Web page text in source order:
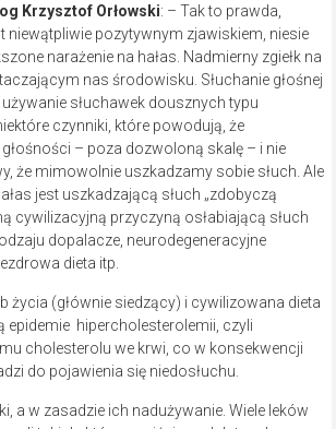
Krzysztof Orłowski: – Tak to prawda,
niewątpliwie pozytywnym zjawiskiem, niesie
narażenie na hałas. Nadmierny zgiełk na
nas środowisku. Słuchanie głośnej
słuchawek dousznych typu
czynniki, które powodują, że
– poza dozwoloną skalę – i nie
że mimowolnie uszkadzamy sobie słuch. Ale
jest uszkadzającą słuch „zdobyczą
cywilizacyjną przyczyną osłabiającą słuch
dopalacze, neurodegeneracyjne
dieta itp.
życia (głównie siedzący) i cywilizowana dieta
hipercholesterolemii, czyli
cholesterolu we krwi, co w konsekwencji
do pojawienia się niedosłuchu.
a w zasadzie ich nadużywanie. Wiele leków